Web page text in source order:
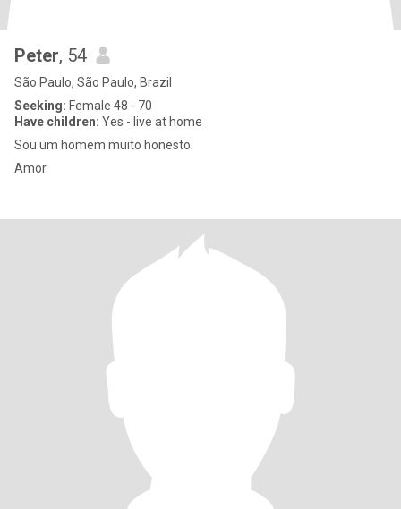
Peter, 54
São Paulo, São Paulo, Brazil
Seeking: Female 48 - 70
Have children: Yes - live at home
Sou um homem muito honesto.
Amor